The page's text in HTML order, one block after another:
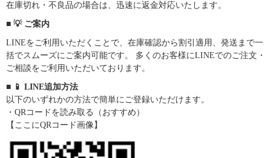
在庫切れ・不良品の場合は、迅速に返金対応いたします。
■ 💡 ご案内
LINEをご利用いただくことで、在庫確認から割引適用、発送まで一
括でスムーズにご案内可能です。 多くのお客様にLINEでのご注文・
ご相談をご利用いただいております。
■ 📱 LINE追加方法
以下のいずれかの方法で簡単にご登録いただけます。
・QRコードを読み取る（おすすめ）
【ここにQRコード画像】